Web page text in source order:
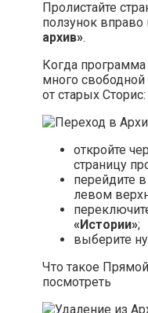
Пролистайте
ползунок вправо
архив».
Когда программа
много
от старых Сторис:
откройте
страницу
перейдите
левом
«Истории»;
выберите
Что такое
посмотреть